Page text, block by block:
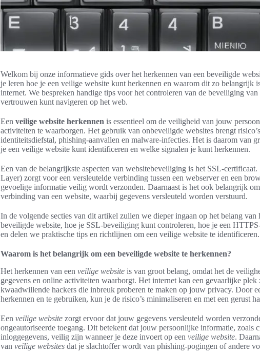
Welkom bij onze informatieve gids over het herkennen van een beveiligde
je leren hoe je een veilige website kunt herkennen en waarom dit zo belangrijk
internet. We bespreken handige tips voor het controleren van de beveiliging
vertrouwen kunt navigeren op het web.
Een veilige website herkennen is essentieel om de veiligheid van jouw
activiteiten te waarborgen. Het gebruik van onbeveiligde websites brengt
identiteitsdiefstal, phishing-aanvallen en malware-infecties. Het is daarom van
je een veilige website kunt identificeren en welke signalen je kunt herkennen.
Een van de belangrijkste aspecten van websitebeveiliging is het SSL-certificaat.
Layer) zorgt voor een versleutelde verbinding tussen een webserver en een
gevoelige informatie veilig wordt verzonden. Daarnaast is het ook belangrijk
verbinding van een website, waarbij gegevens versleuteld worden verstuurd.
In de volgende secties van dit artikel zullen we dieper ingaan op het belang van
beveiligde website, hoe je SSL-beveiliging kunt controleren, hoe je een
en delen we praktische tips en richtlijnen om een veilige website te identificeren.
Waarom is het belangrijk om een beveiligde website te herkennen?
Het herkennen van een veilige website is van groot belang, omdat het de
gegevens en online activiteiten waarborgt. Het internet kan een gevaarlijke
kwaadwillende hackers die inbreuk proberen te maken op jouw privacy. Door
herkennen en te gebruiken, kun je de risico’s minimaliseren en met een gerust
Een veilige website zorgt ervoor dat jouw gegevens versleuteld worden
ongeautoriseerde toegang. Dit betekent dat jouw persoonlijke informatie, zoals
inloggegevens, veilig zijn wanneer je deze invoert op een veilige website.
van veilige websites dat je slachtoffer wordt van phishing-pogingen of andere